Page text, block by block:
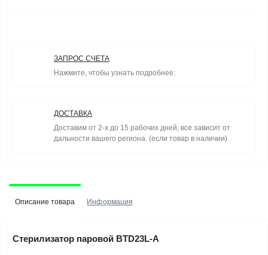
ЗАПРОС СЧЕТА
Нажмите, чтобы узнать подробнее:
ДОСТАВКА
Доставим от 2-х до 15 рабочих дней, все зависит от
дальности вашего региона. (если товар в наличии)
Описание товара Информация
Стерилизатор паровой BTD23L-A